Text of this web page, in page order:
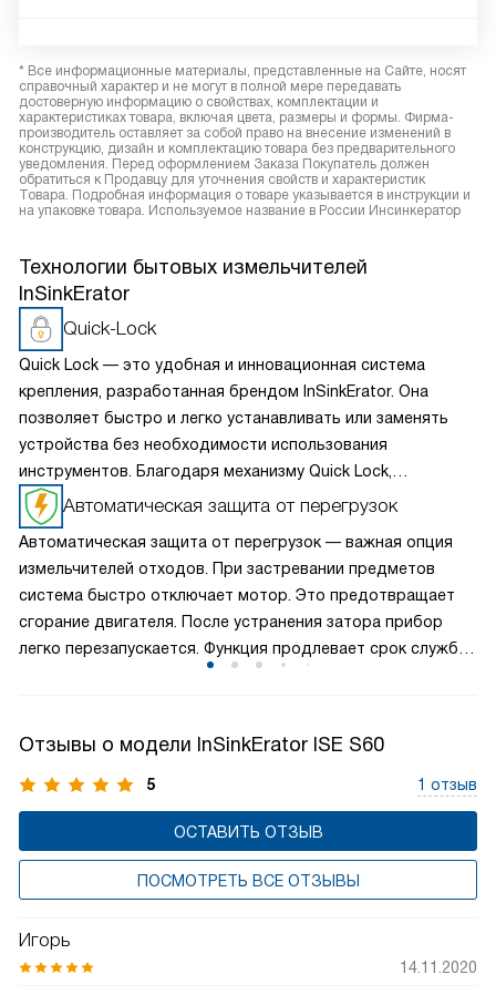
* Все информационные материалы, представленные на Сайте, носят
справочный характер и не могут в полной мере передавать
достоверную информацию о свойствах, комплектации и
характеристиках товара, включая цвета, размеры и формы. Фирма-
производитель оставляет за собой право на внесение изменений в
конструкцию, дизайн и комплектацию товара без предварительного
уведомления. Перед оформлением Заказа Покупатель должен
обратиться к Продавцу для уточнения свойств и характеристик
Товара. Подробная информация о товаре указывается в инструкции и
на упаковке товара. Используемое название в России Инсинкератор
Технологии бытовых измельчителей
InSinkErator
Quick-Lock
Quick Lock — это удобная и инновационная система
крепления, разработанная брендом InSinkErator. Она
позволяет быстро и легко устанавливать или заменять
устройства без необходимости использования
инструментов. Благодаря механизму Quick Lock,
пользователи могут самостоятельно выполнять
установку или замену мусоропровода всего за несколько
минут, экономя время и упрощая процесс обслуживания.
Кроме того, этот механизм обеспечивает прочное
и надежное крепление мусоропровода, предотвращая
протечки и обеспечивая долгосрочную
работоспособность системы утилизации пищевых
Автоматическая защита от перегрузок
Автоматическая защита от перегрузок — важная опция
измельчителей отходов. При застревании предметов
система быстро отключает мотор. Это предотвращает
сгорание двигателя. После устранения затора прибор
легко перезапускается. Функция продлевает срок службы,
вы обеспечиваете стабильную работу кухни.
Долговечность гарантирована при активном
использовании.
Отзывы о модели InSinkErator ISE S60
5 1 отзыв
ОСТАВИТЬ ОТЗЫВ
ПОСМОТРЕТЬ ВСЕ ОТЗЫВЫ
Игорь
14.11.2020